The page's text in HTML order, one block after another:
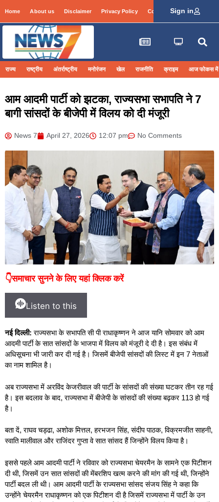
Home About us Disclaimer Privacy Policy Contact Info Login
Sign in
राज्य राष्ट्रीय अंतर्राष्ट्रीय मनोरंजन खेल राजनीति क्राइम आज फोकस में
आम आदमी पार्टी को झटका, राज्यसभा सभापति ने 7
बागी सांसदों के बीजेपी में विलय को दी मंजूरी
News 7 April 27, 2026 12:07 pm No Comments
👇समाचार सुनने के लिए यहां क्लिक करें
Listen to this
नई दिल्ली: राज्यसभा के सभापति सी पी राधाकृष्णन ने आज यानि सोमवार को आम
आदमी पार्टी के सात सांसदों के भाजपा में विलय को मंजूरी दे दी है। इस संबंध में
अधिसूचना भी जारी कर दी गई है। जिसमें बीजेपी सांसदों की लिस्ट में इन 7 नेताओं
का नाम शामिल है।
अब राज्यसभा में अरविंद केजरीवाल की पार्टी के सांसदों की संख्या घटकर तीन रह गई
है। इस बदलाव के बाद, राज्यसभा में बीजेपी के सांसदों की संख्या बढ़कर 113 हो गई
है।
बता दें, राघव चड्ढा, अशोक मित्तल, हरभजन सिंह, संदीप पाठक, विक्रमजीत साहनी,
स्वाति मालीवाल और राजिंदर गुप्ता वे सात सांसद हैं जिन्होंने विलय किया है।
इससे पहले आम आदमी पार्टी ने रविवार को राज्यसभा चेयरमैन के सामने एक पिटीशन
दी थी, जिसमें उन सात सांसदों की मेंबरशिप खत्म करने की मांग की गई थी, जिन्होंने
पार्टी बदल ली थी। आम आदमी पार्टी के राज्यसभा सांसद संजय सिंह ने कहा कि
उन्होंने चेयरमैन राधाकृष्णन को एक पिटीशन दी है जिसमें राज्यसभा में पार्टी के उन